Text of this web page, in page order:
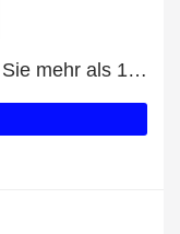
Erhalten Sie 10% Rabatt, wenn Sie mehr als 100€ ausgeben